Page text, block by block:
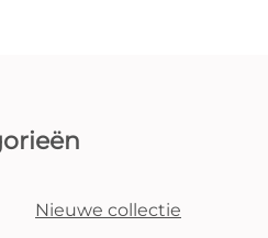
Nieuwe collectie